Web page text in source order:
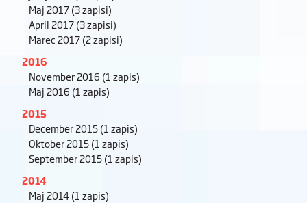
Maj 2017(3 zapisi)
April 2017(3 zapisi)
Marec 2017(2 zapisi)
2016
November 2016 (1 zapis)
Maj 2016 (1 zapis)
2015
December 2015(1 zapis)
Oktober 2015(1 zapis)
September 2015(1 zapis)
2014
Maj 2014(1 zapis)